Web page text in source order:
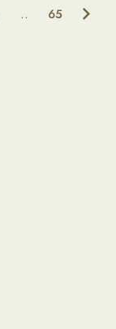
.. 65